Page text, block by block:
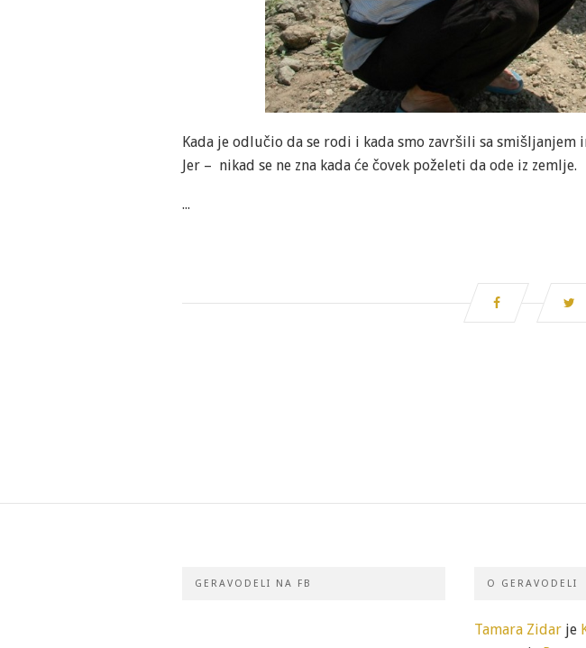
Kada je odlučio da se rodi i kada smo završili sa
Jer – nikad se ne zna kada će čovek poželeti da ode iz zemlje.
...
GERAVODELI NA FB O GERAVODELI
Tamara Zidar je